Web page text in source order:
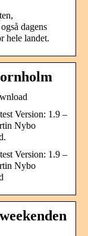
dagens
hele landet.
Version: 1.9 –
Nybo
Version: 1.9 –
Nybo